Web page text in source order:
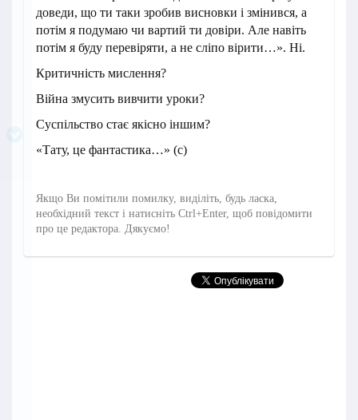
доведи, що ти таки зробив висновки і змінився, а
потім я подумаю чи вартий ти довіри. Але навіть
потім я буду перевіряти, а не сліпо вірити…». Ні.
Критичність мислення?
Війна змусить вивчити уроки?
Суспільство стає якісно іншим?
«Тату, це фантастика…» (с)
Якщо Ви помітили помилку, виділіть, будь ласка,
необхідний текст і натисніть Ctrl+Enter, щоб повідомити
про це редактора. Дякуємо!